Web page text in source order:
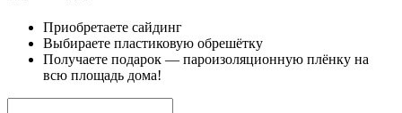
Приобретаете сайдинг
Выбираете пластиковую обрешётку
Получаете подарок — пароизоляционную плёнку на
всю площадь дома!